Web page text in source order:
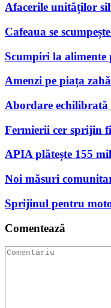
Afacerile unităților
Cafeaua se
Scumpiri la alimente
Amenzi pe piața
Abordare echilibrată
Fermierii cer sprijin
APIA plătește 155
Noi măsuri
Sprijinul pentru
Comentează